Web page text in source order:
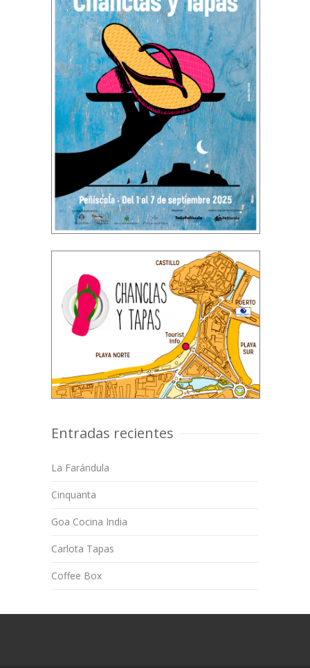
Entradas recientes
La Farándula
Cinquanta
Goa Cocina India
Carlota Tapas
Coffee Box